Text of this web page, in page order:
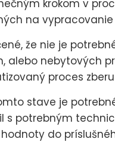
krokom v
na
že nie je
alebo nebytových
proces
stave je
s potrebným
do